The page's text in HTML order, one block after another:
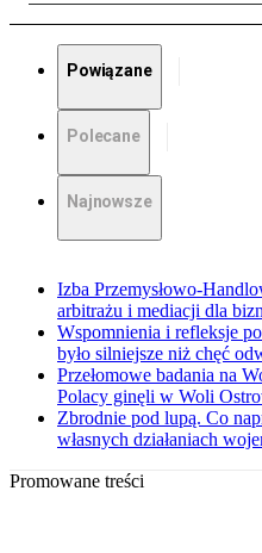
Powiązane
Polecane
Najnowsze
Izba Przemysłowo-
arbitrażu i mediacji dla
Wspomnienia i refleksje
było silniejsze niż chęć
Przełomowe badania na
Polacy ginęli w Woli
Zbrodnie pod lupą. Co
własnych działaniach
Promowane treści